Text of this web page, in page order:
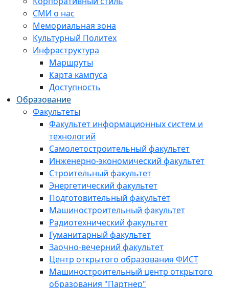
СМИ о нас
Мемориальная зона
Культурный Политех
Инфраструктура
Маршруты
Карта кампуса
Доступность
Образование
Факультеты
Факультет информационных систем и
технологий
Самолетостроительный факультет
Инженерно-экономический факультет
Строительный факультет
Энергетический факультет
Подготовительный факультет
Машиностроительный факультет
Радиотехнический факультет
Гуманитарный факультет
Заочно-вечерний факультет
Центр открытого образования ФИСТ
Машиностроительный центр открытого
образования "Партнер"